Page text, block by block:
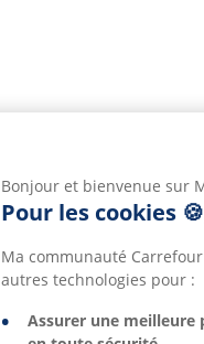
Bonjour et bienvenue sur
Pour les cookies
Ma communauté
autres technologies pour :
Assurer une meilleure